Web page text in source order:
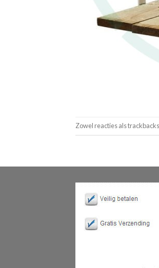
Zowel reacties als